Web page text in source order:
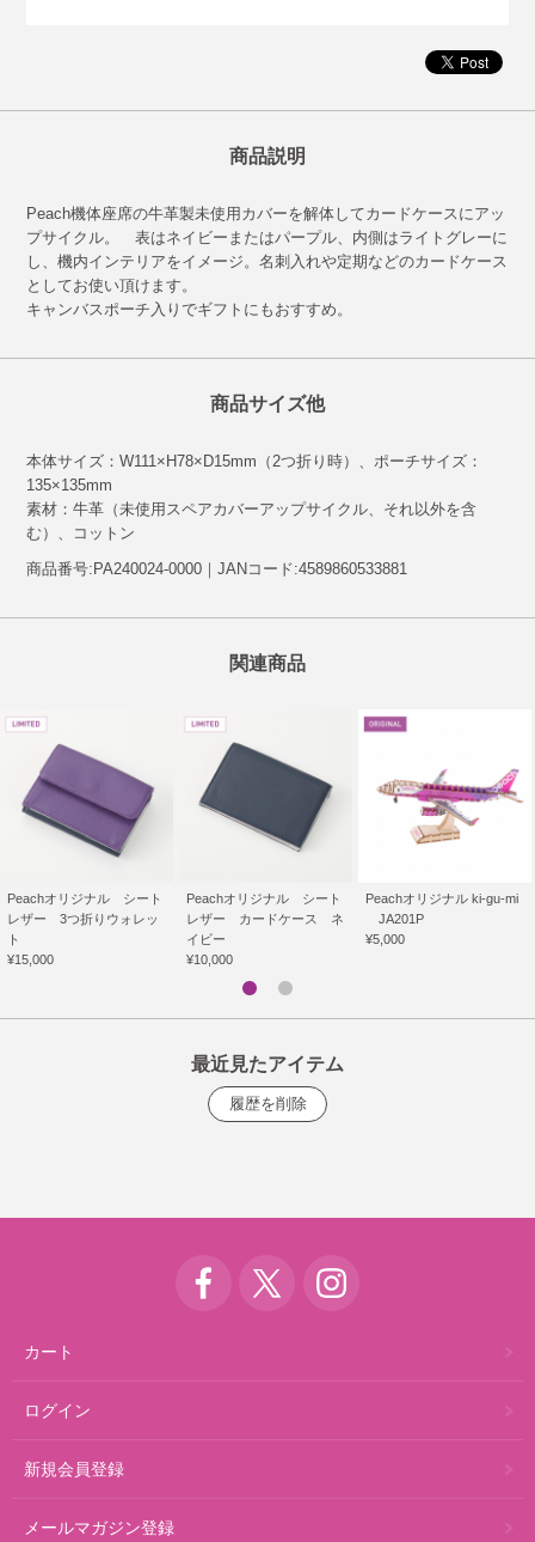
商品説明
Peach機体座席の牛革製未使用カバーを解体してカードケースにアッ
プサイクル。 表はネイビーまたはパープル、内側はライトグレーに
し、機内インテリアをイメージ。名刺入れや定期などのカードケース
としてお使い頂けます。
キャンバスポーチ入りでギフトにもおすすめ。
商品サイズ他
本体サイズ：W111×H78×D15mm（2つ折り時）、ポーチサイズ：
135×135mm
素材：牛革（未使用スペアカバーアップサイクル、それ以外を含
む）、コットン
商品番号:PA240024-0000｜JANコード:4589860533881
関連商品
Peachオリジナル シート
レザー 3つ折りウォレッ
ト
¥15,000
Peachオリジナル シート
レザー カードケース ネ
イビー
¥10,000
Peachオリジナル ki-gu-mi
JA201P
¥5,000
最近見たアイテム
カート
ログイン
新規会員登録
メールマガジン登録